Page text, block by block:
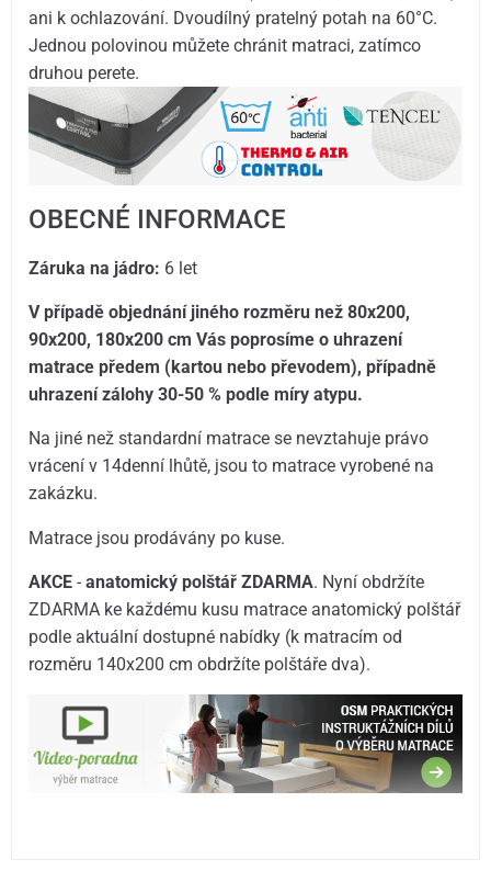
ani k ochlazování. Dvoudílný pratelný potah na 60°C.
Jednou polovinou můžete chránit matraci, zatímco
druhou perete.
OBECNÉ INFORMACE
Záruka na jádro: 6 let
V případě objednání jiného rozměru než 80x200,
90x200, 180x200 cm Vás poprosíme o uhrazení
matrace předem (kartou nebo převodem), případně
uhrazení zálohy 30-50 % podle míry atypu.
Na jiné než standardní matrace se nevztahuje právo
vrácení v 14denní lhůtě, jsou to matrace vyrobené na
zakázku.
Matrace jsou prodávány po kuse.
AKCE -anatomický polštář ZDARMA. Nyní obdržíte
ZDARMA ke každému kusu matrace anatomický polštář
podle aktuální dostupné nabídky (k matracím od
rozměru 140x200 cm obdržíte polštáře dva).